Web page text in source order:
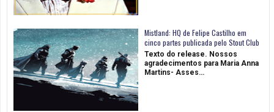
Mistland: HQ de Felipe Castilho em
cinco partes publicada pelo Stout Club
Texto do release. Nossos
agradecimentos para Maria Anna
Martins- Asses…